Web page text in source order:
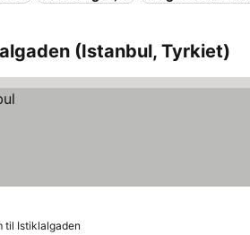
(Istanbul, Tyrkiet)
til Istiklalgaden